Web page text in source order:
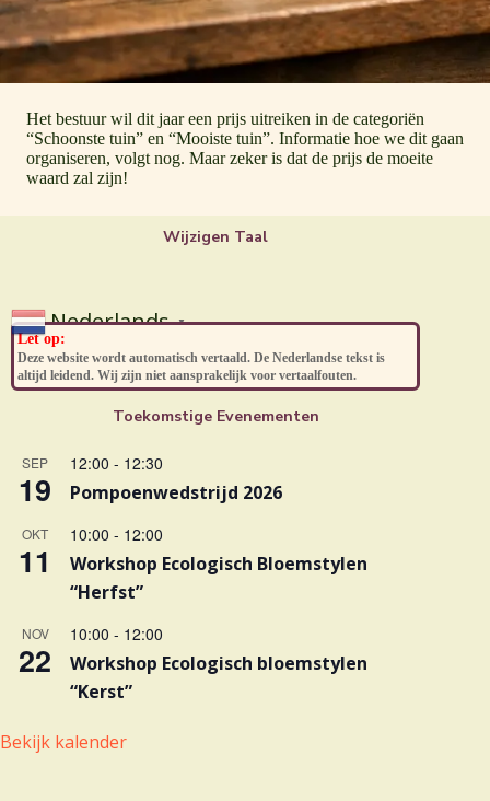
Het bestuur wil dit jaar een prijs uitreiken in de categoriën
“Schoonste tuin” en “Mooiste tuin”. Informatie hoe we dit gaan
organiseren, volgt nog. Maar zeker is dat de prijs de moeite
waard zal zijn!
Wijzigen Taal
Nederlands ▼
Let op:
Deze website wordt automatisch vertaald. De Nederlandse tekst is
altijd leidend. Wij zijn niet aansprakelijk voor vertaalfouten.
Toekomstige Evenementen
SEP
19
12:00 - 12:30
Pompoenwedstrijd 2026
OKT
11
10:00 - 12:00
Workshop Ecologisch Bloemstylen
“Herfst”
NOV
22
10:00 - 12:00
Workshop Ecologisch bloemstylen
“Kerst”
Bekijk kalender